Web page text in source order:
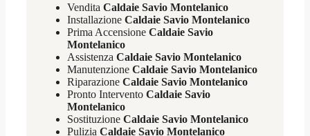
Vendita Caldaie Savio Montelanico
Installazione Caldaie Savio Montelanico
Prima Accensione Caldaie Savio
Montelanico
Assistenza Caldaie Savio Montelanico
Manutenzione Caldaie Savio Montelanico
Riparazione Caldaie Savio Montelanico
Pronto Intervento Caldaie Savio
Montelanico
Sostituzione Caldaie Savio Montelanico
Pulizia Caldaie Savio Montelanico